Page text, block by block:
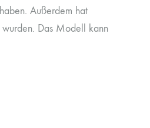
Außerdem hat
Das Modell kann